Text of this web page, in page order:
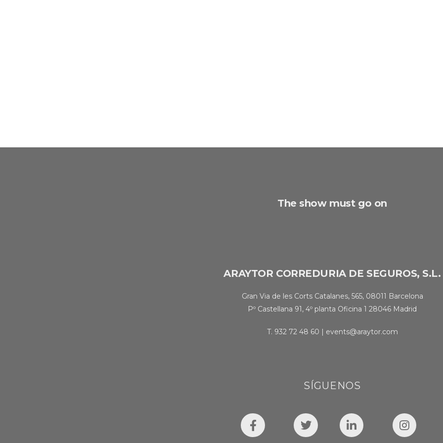
The show must go on
ARAYTOR CORREDURIA DE SEGUROS, S.L.
Gran Via de les Corts Catalanes, 565, 08011 Barcelona
Pº Castellana 91, 4º planta Oficina 1 28046 Madrid
T. 932 72 48 60 | events@araytor.com
SÍGUENOS